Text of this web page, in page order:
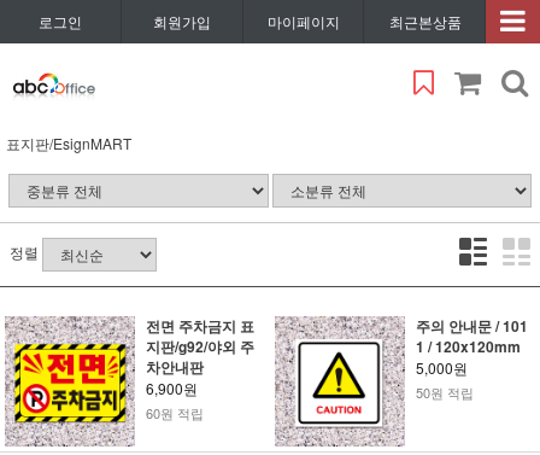
로그인 회원가입 마이페이지 최근본상품
표지판/EsignMART
정렬
전면 주차금지 표
지판/g92/야외 주
차안내판
6,900원
60원 적립
주의 안내문 / 101
1 / 120x120mm
5,000원
50원 적립